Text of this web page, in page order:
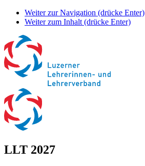
Weiter zur Navigation (drücke Enter)
Weiter zum Inhalt (drücke Enter)
LLT 2027